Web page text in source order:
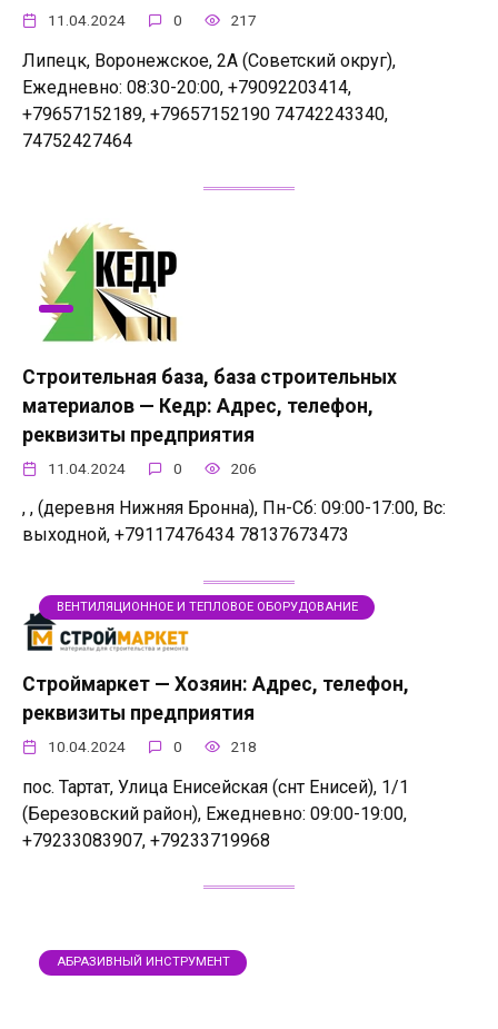
11.04.2024 0 217
Липецк, Воронежское, 2А (Советский округ),
Ежедневно: 08:30-20:00, +79092203414,
+79657152189, +79657152190 74742243340,
74752427464
Строительная база, база строительных
материалов — Кедр: Адрес, телефон,
реквизиты предприятия
11.04.2024 0 206
, , (деревня Нижняя Бронна), Пн-Сб: 09:00-17:00, Вс:
выходной, +79117476434 78137673473
ВЕНТИЛЯЦИОННОЕ И ТЕПЛОВОЕ ОБОРУДОВАНИЕ
Строймаркет — Хозяин: Адрес, телефон,
реквизиты предприятия
10.04.2024 0 218
пос. Тартат, Улица Енисейская (снт Енисей), 1/1
(Березовский район), Ежедневно: 09:00-19:00,
+79233083907, +79233719968
АБРАЗИВНЫЙ ИНСТРУМЕНТ